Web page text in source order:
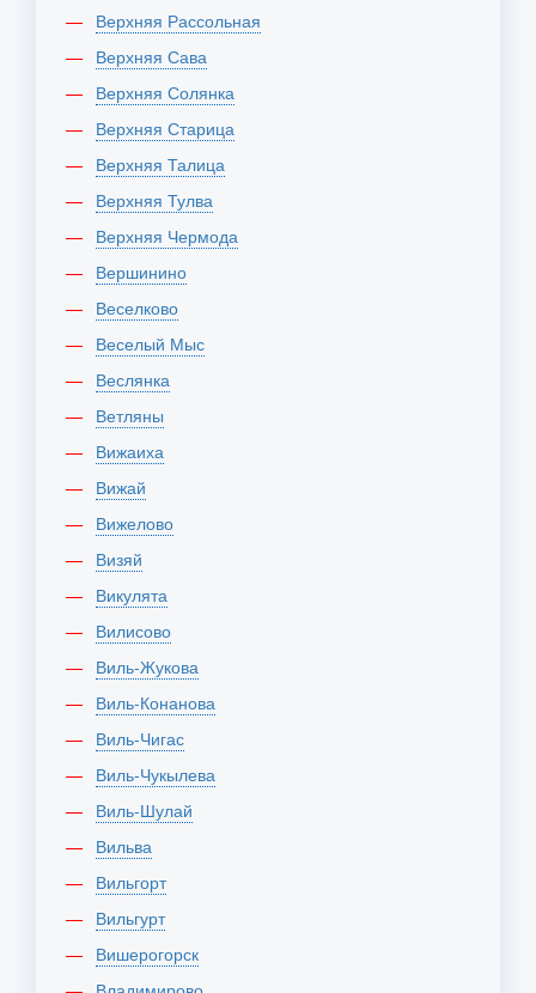
Верхняя Рассольная
Верхняя Сава
Верхняя Солянка
Верхняя Старица
Верхняя Талица
Верхняя Тулва
Верхняя Чермода
Вершинино
Веселково
Веселый Мыс
Веслянка
Ветляны
Вижаиха
Вижай
Вижелово
Визяй
Викулята
Вилисово
Виль-Жукова
Виль-Конанова
Виль-Чигас
Виль-Чукылева
Виль-Шулай
Вильва
Вильгорт
Вильгурт
Вишерогорск